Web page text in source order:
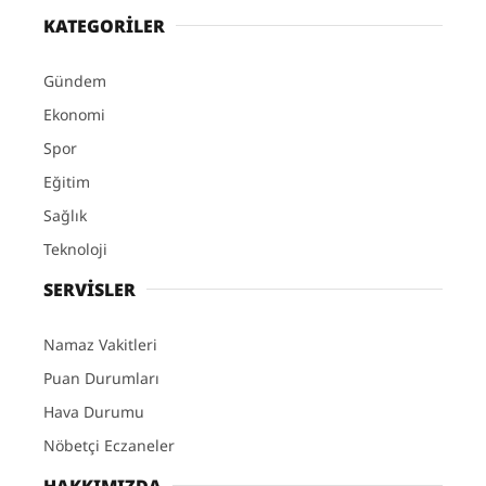
KATEGORİLER
Gündem
Ekonomi
Spor
Eğitim
Sağlık
Teknoloji
SERVİSLER
Namaz Vakitleri
Puan Durumları
Hava Durumu
Nöbetçi Eczaneler